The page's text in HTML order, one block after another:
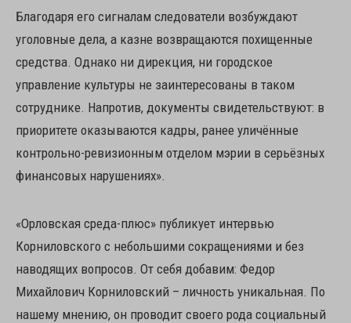
Благодаря его сигналам следователи возбуждают
уголовные дела, а казне возвращаются похищенные
средства. Однако ни дирекция, ни городское
управление культуры не заинтересованы в таком
сотруднике. Напротив, документы свидетельствуют: в
приоритете оказываются кадры, ранее уличённые
контрольно-ревизионным отделом мэрии в серьёзных
финансовых нарушениях».
«Орловская среда-плюс» публикует интервью
Корниловского с небольшими сокращениями и без
наводящих вопросов. От себя добавим: Федор
Михайлович Корниловский – личность уникальная. По
нашему мнению, он проводит своего рода социальный